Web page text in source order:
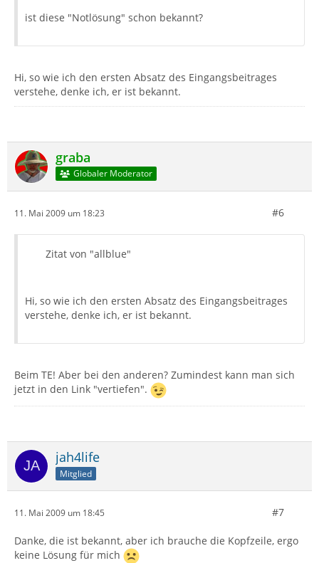
ist diese "Notlösung" schon bekannt?
Hi, so wie ich den ersten Absatz des Eingangsbeitrages
verstehe, denke ich, er ist bekannt.
graba
Globaler Moderator
11. Mai 2009 um 18:23 #6
Zitat von "allblue"
Hi, so wie ich den ersten Absatz des Eingangsbeitrages
verstehe, denke ich, er ist bekannt.
Beim TE! Aber bei den anderen? Zumindest kann man sich
jetzt in den Link "vertiefen".
jah4life
Mitglied
11. Mai 2009 um 18:45 #7
Danke, die ist bekannt, aber ich brauche die Kopfzeile, ergo
keine Lösung für mich